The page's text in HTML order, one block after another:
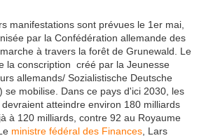
manifestations sont prévues le 1er mai,
par la Confédération allemande des
à travers la forêt de Grunewald. Le
la conscription créé par la Jeunesse
allemands/ Sozialistische Deutsche
) se mobilise. Dans ce pays d'ici 2030, les
atteindre environ 180 milliards
à 120 milliards, contre 92 au Royaume
ministre fédéral des Finances , Lars